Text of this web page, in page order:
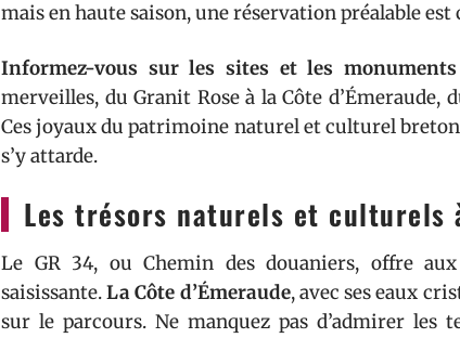
mais en haute saison, une réservation préalable est
Informez-vous sur les sites et les monuments
merveilles, du Granit Rose à la Côte d’Émeraude,
Ces joyaux du patrimoine naturel et culturel
s’y attarde.
Les trésors naturels et
Le GR 34, ou Chemin des douaniers, offre
saisissante.La Côte d’Émeraude, avec ses eaux
sur le parcours. Ne manquez pas d’admirer les